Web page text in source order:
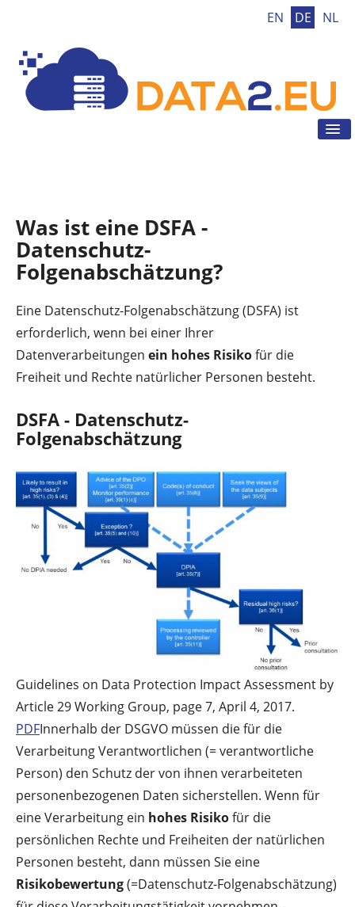
EN DE NL
Was ist eine DSFA -
Datenschutz-
Folgenabschätzung?
Eine Datenschutz-Folgenabschätzung (DSFA) ist
erforderlich, wenn bei einer Ihrer
Datenverarbeitungen ein hohes Risikofür die
Freiheit und Rechte natürlicher Personen besteht.
DSFA - Datenschutz-
Folgenabschätzung
Guidelines on Data Protection Impact Assessment by
Article 29 Working Group, page 7, April 4, 2017.
PDFInnerhalb der DSGVO müssen die für die
Verarbeitung Verantwortlichen (= verantwortliche
Person) den Schutz der von ihnen verarbeiteten
personenbezogenen Daten sicherstellen. Wenn für
eine Verarbeitung ein hohes Risikofür die
persönlichen Rechte und Freiheiten der natürlichen
Personen besteht, dann müssen Sie eine
Risikobewertung(=Datenschutz-Folgenabschätzung)